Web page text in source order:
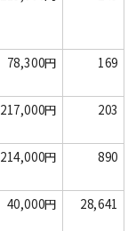
78,300円 169
217,000円 203
214,000円 890
40,000円 28,641